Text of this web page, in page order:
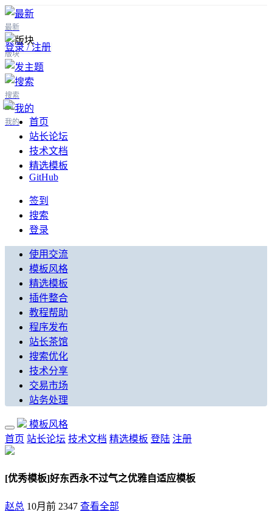
最新
版块
搜索
我的
登录 / 注册
首页
站长论坛
技术文档
精选模板
GitHub
签到
搜索
登录
使用交流
模板风格
精选模板
插件整合
教程帮助
程序发布
站长茶馆
搜索优化
技术分享
交易市场
站务处理
模板风格
首页 站长论坛 技术文档 精选模板 登陆 注册
[优秀模板]好东西永不过气之优雅自适应模板
赵总 10月前 2347 查看全部